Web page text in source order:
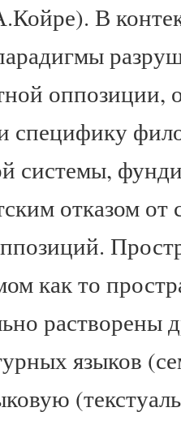
В
оппозиции,
специфику
системы,
отказом
как то
растворены
языков